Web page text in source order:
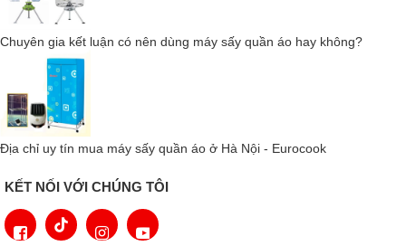
Công nghệ sấy bơm nhiệt Heat Pump
Công nghệ bơm nhiệt Heat Pump tiên tiến giúp máy sấy quần áo
bằng không khí nóng được tuần hoàn, giảm thiểu tổn hao nhiệt
năng và tiết kiệm điện năng đến 60% so với dòng sấy thông hơi
Chuyên gia kết luận có nên dùng máy sấy quần áo hay không?
Địa chỉ uy tín mua máy sấy quần áo ở Hà Nội - Eurocook
KẾT NỐI VỚI CHÚNG TÔI